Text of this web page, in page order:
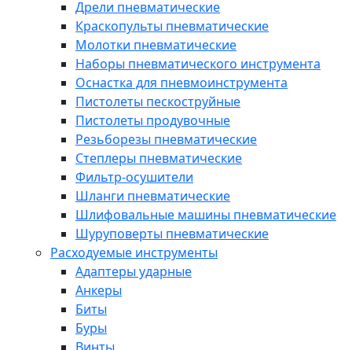
Дрели пневматические
Краскопульты пневматические
Молотки пневматические
Наборы пневматического инструмента
Оснастка для пневмоинструмента
Пистолеты пескоструйные
Пистолеты продувочные
Резьборезы пневматические
Степлеры пневматические
Фильтр-осушители
Шланги пневматические
Шлифовальные машины пневматические
Шуруповерты пневматические
Расходуемые инструменты
Адаптеры ударные
Анкеры
Биты
Буры